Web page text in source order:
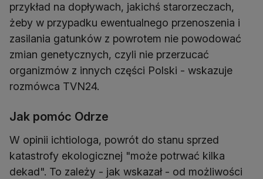
przykład na dopływach, jakichś starorzeczach,
żeby w przypadku ewentualnego przenoszenia i
zasilania gatunków z powrotem nie powodować
zmian genetycznych, czyli nie przerzucać
organizmów z innych części Polski - wskazuje
rozmówca TVN24.
Jak pomóc Odrze
W opinii ichtiologa, powrót do stanu sprzed
katastrofy ekologicznej "może potrwać kilka
dekad". To zależy - jak wskazał - od możliwości